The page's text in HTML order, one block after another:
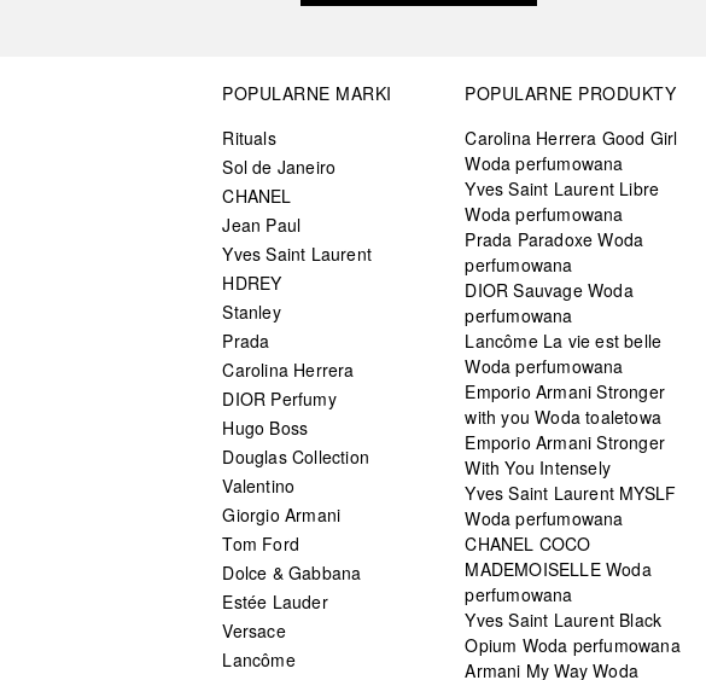
POPULARNE MARKI
Rituals
Sol de Janeiro
CHANEL
Jean Paul
Yves Saint Laurent
HDREY
Stanley
Prada
Carolina Herrera
DIOR Perfumy
Hugo Boss
Douglas Collection
Valentino
Giorgio Armani
Tom Ford
Dolce & Gabbana
Estée Lauder
Versace
Lancôme
POPULARNE PRODUKTY
Carolina Herrera Good Girl
Woda perfumowana
Yves Saint Laurent Libre
Woda perfumowana
Prada Paradoxe Woda
perfumowana
DIOR Sauvage Woda
perfumowana
Lancôme La vie est belle
Woda perfumowana
Emporio Armani Stronger
with you Woda toaletowa
Emporio Armani Stronger
With You Intensely
Yves Saint Laurent MYSLF
Woda perfumowana
CHANEL COCO
MADEMOISELLE Woda
perfumowana
Yves Saint Laurent Black
Opium Woda perfumowana
Armani My Way Woda